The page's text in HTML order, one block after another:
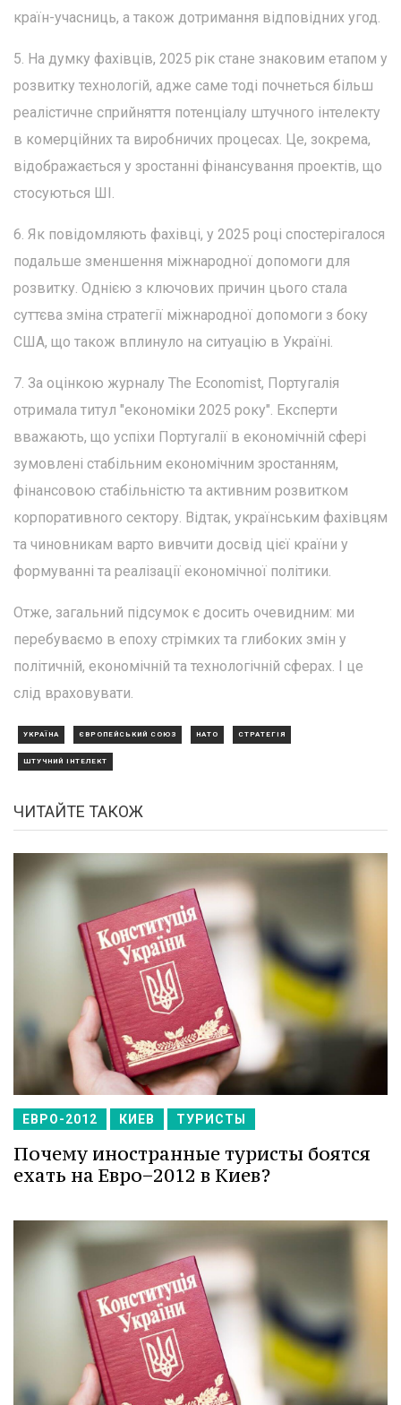
країн-учасниць, а також дотримання відповідних угод.
5. На думку фахівців, 2025 рік стане знаковим етапом у
розвитку технологій, адже саме тоді почнеться більш
реалістичне сприйняття потенціалу штучного інтелекту
в комерційних та виробничих процесах. Це, зокрема,
відображається у зростанні фінансування проектів, що
стосуються ШІ.
6. Як повідомляють фахівці, у 2025 році спостерігалося
подальше зменшення міжнародної допомоги для
розвитку. Однією з ключових причин цього стала
суттєва зміна стратегії міжнародної допомоги з боку
США, що також вплинуло на ситуацію в Україні.
7. За оцінкою журналу The Economist, Португалія
отримала титул "економіки 2025 року". Експерти
вважають, що успіхи Португалії в економічній сфері
зумовлені стабільним економічним зростанням,
фінансовою стабільністю та активним розвитком
корпоративного сектору. Відтак, українським фахівцям
та чиновникам варто вивчити досвід цієї країни у
формуванні та реалізації економічної політики.
Отже, загальний підсумок є досить очевидним: ми
перебуваємо в епоху стрімких та глибоких змін у
політичній, економічній та технологічній сферах. І це
слід враховувати.
УКРАЇНА ЄВРОПЕЙСЬКИЙ СОЮЗ НАТО СТРАТЕГІЯ
ШТУЧНИЙ ІНТЕЛЕКТ
ЧИТАЙТЕ ТАКОЖ
ЕВРО-2012 КИЕВ ТУРИСТЫ
Почему иностранные туристы боятся
ехать на Евро−2012 в Киев?